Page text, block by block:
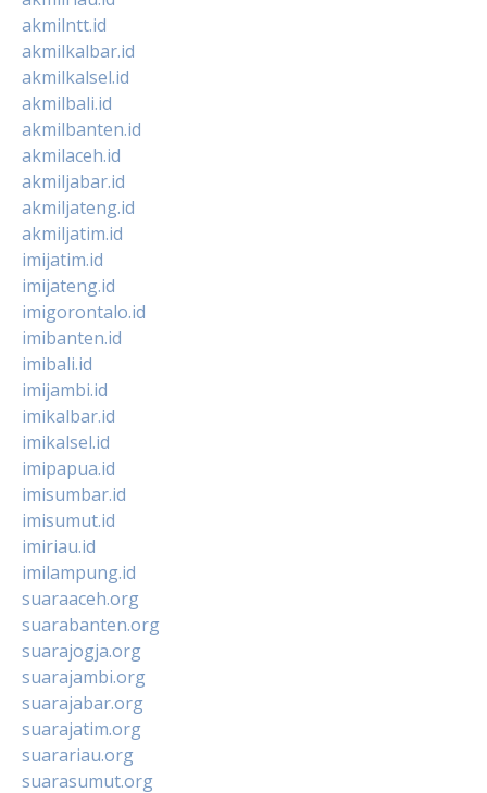
akmilntt.id
akmilkalbar.id
akmilkalsel.id
akmilbali.id
akmilbanten.id
akmilaceh.id
akmiljabar.id
akmiljateng.id
akmiljatim.id
imijatim.id
imijateng.id
imigorontalo.id
imibanten.id
imibali.id
imijambi.id
imikalbar.id
imikalsel.id
imipapua.id
imisumbar.id
imisumut.id
imiriau.id
imilampung.id
suaraaceh.org
suarabanten.org
suarajogja.org
suarajambi.org
suarajabar.org
suarajatim.org
suarariau.org
suarasumut.org